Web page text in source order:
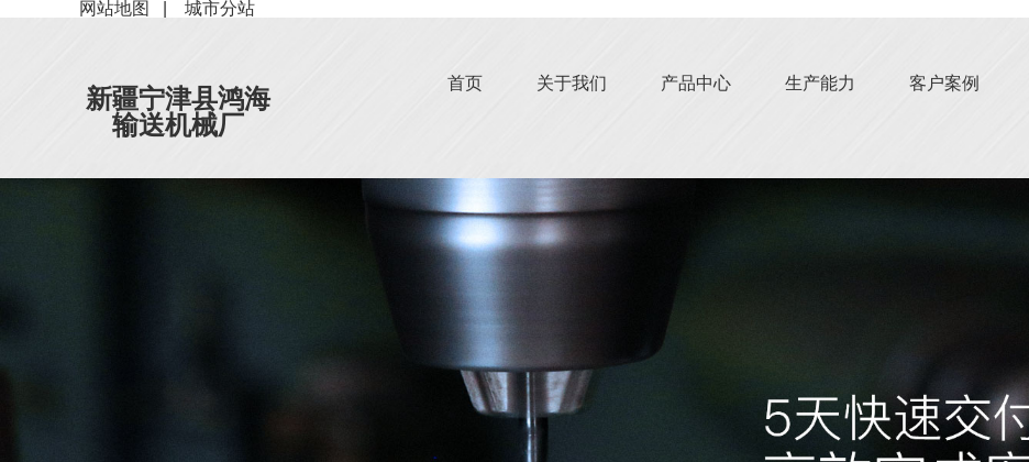
网站地图 城市分站
新疆宁津县鸿海
输送机械厂
首页 关于我们 产品中心 生产能力 客户案例